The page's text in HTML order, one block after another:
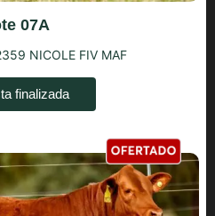
07A
NICOLE FIV MAF
finalizada